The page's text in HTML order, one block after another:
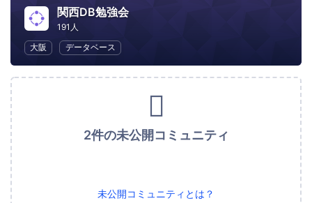
関西DB勉強会
191人
大阪
データベース
2件の未公開コミュニティ
未公開コミュニティとは？